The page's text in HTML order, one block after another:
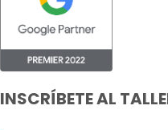
INSCRÍBETE AL